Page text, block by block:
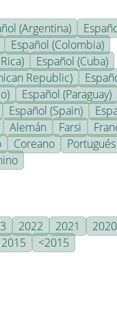
(Argentina)
Español (Colombia)
Español (Cuba)
Republic)
Español (Paraguay)
Español (Spain)
Alemán Farsi
Coreano Portugués
2022 2021 2020
2015 <2015